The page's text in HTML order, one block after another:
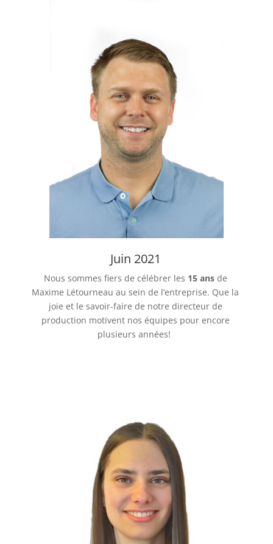
Juin 2021
Nous sommes fiers de célébrer les 15 ansde
Maxime Létourneau au sein de l’entreprise. Que la
joie et le savoir-faire de notre directeur de
production motivent nos équipes pour encore
plusieurs années!